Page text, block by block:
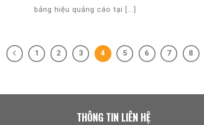
bảng hiệu quảng cáo tại [...]
1 2 3 4 5 6 7 8
THÔNG TIN LIÊN HỆ